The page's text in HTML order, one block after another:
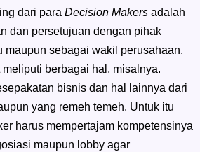
dari para Decision Makers adalah
dan persetujuan dengan pihak
maupun sebagai wakil perusahaan.
berbagai hal, misalnya.
bisnis dan hal lainnya dari
yang remeh temeh. Untuk itu
harus mempertajam kompetensinya
maupun lobby agar